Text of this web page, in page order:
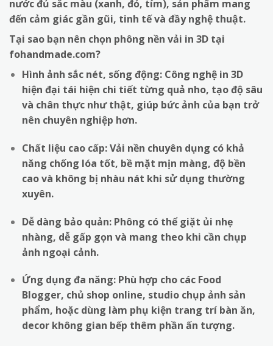
nước đủ sắc màu (xanh, đỏ, tím), sản phẩm mang
đến cảm giác gần gũi, tinh tế và đầy nghệ thuật.
Tại sao bạn nên chọn phông nền vải in 3D tại
fohandmade.com?
Hình ảnh sắc nét, sống động: Công nghệ in 3D
hiện đại tái hiện chi tiết từng quả nho, tạo độ sâu
và chân thực như thật, giúp bức ảnh của bạn trở
nên chuyên nghiệp hơn.
Chất liệu cao cấp: Vải nền chuyên dụng có khả
năng chống lóa tốt, bề mặt mịn màng, độ bền
cao và không bị nhàu nát khi sử dụng thường
xuyên.
Dễ dàng bảo quản: Phông có thể giặt ủi nhẹ
nhàng, dễ gấp gọn và mang theo khi cần chụp
ảnh ngoại cảnh.
Ứng dụng đa năng: Phù hợp cho các Food
Blogger, chủ shop online, studio chụp ảnh sản
phẩm, hoặc dùng làm phụ kiện trang trí bàn ăn,
decor không gian bếp thêm phần ấn tượng.